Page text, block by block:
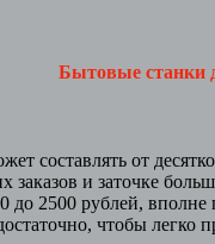
Бытовые станки
составлять от
заказов и заточке
до 2500 рублей,
чтобы легко